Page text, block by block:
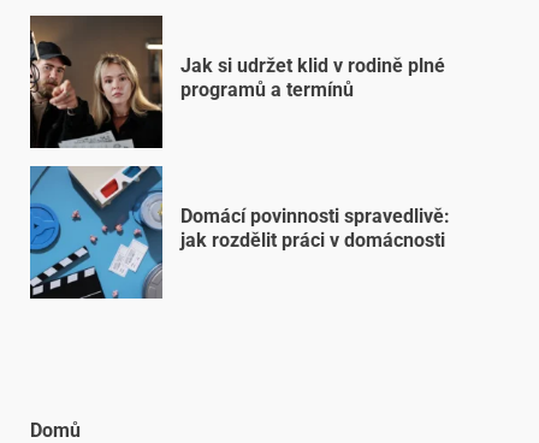
Jak si udržet klid v rodině plné
programů a termínů
Domácí povinnosti spravedlivě:
jak rozdělit práci v domácnosti
Domů